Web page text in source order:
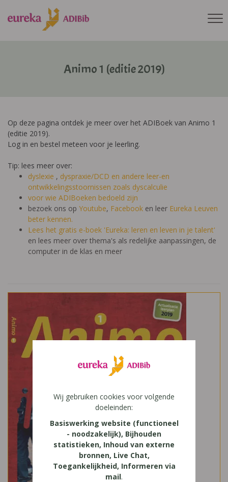
Animo 1 (editie 2019)
Op deze pagina ontdek je meer over het ADIBoek van Animo 1
(editie 2019).
Log in en bestel meteen voor je leerling.
Tip: lees meer over:
dyslexie , dyspraxie/DCD en andere leer-en
ontwikkelingsstoornissen zoals dyscalculie
voor wie ADIBoeken bedoeld zijn
bezoek ons op Youtube, Facebook en leer Eureka Leuven
beter kennen.
Lees het gratis e-boek 'Eureka: leren en leven in je talent'
en lees meer over thema's als redelijke aanpassingen, de
computer in de klas en meer
Wij gebruiken cookies voor volgende
doeleinden:
Basiswerking website (functioneel
- noodzakelijk), Bijhouden
statistieken, Inhoud van externe
bronnen, Live Chat,
Toegankelijkheid, Informeren via
mail.